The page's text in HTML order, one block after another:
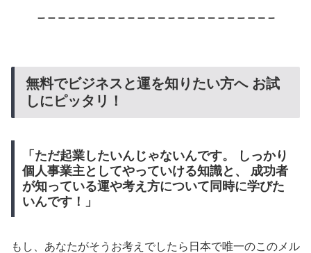
無料でビジネスと運を知りたい方へ お試
しにピッタリ！
「ただ起業したいんじゃないんです。 しっかり
個人事業主としてやっていける知識と、 成功者
が知っている運や考え方について同時に学びた
いんです！」
もし、あなたがそうお考えでしたら日本で唯一のこのメル